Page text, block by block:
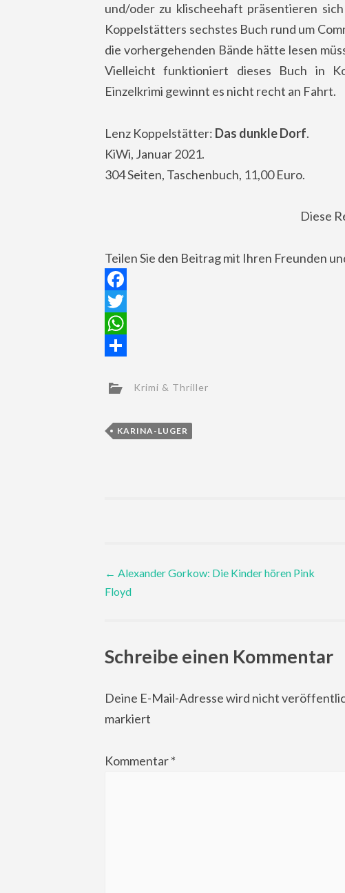
und/oder zu klischeehaft präsentieren
Koppelstätters sechstes Buch rund um
die vorhergehenden Bände hätte lesen
Vielleicht funktioniert dieses Buch in
Einzelkrimi gewinnt es nicht recht an Fahrt.
Lenz Koppelstätter: Das dunkle Dorf.
KiWi, Januar 2021.
304 Seiten, Taschenbuch, 11,00 Euro.
Diese
Teilen Sie den Beitrag mit Ihren Freunden
Facebook
Twitter
WhatsApp
Krimi & Thriller
KARINA-LUGER
Post
navigation
← Alexander Gorkow: Die Kinder hören Pink
Floyd
Schreibe einen Kommentar
Deine E-Mail-Adresse wird nicht
markiert
Kommentar*